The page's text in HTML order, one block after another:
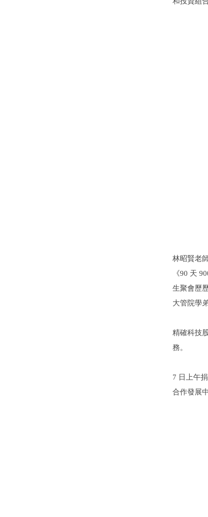
林昭賢老
《90 天
生聚會歷
大管院學
精確科技
務。
7 日上午
合作發展